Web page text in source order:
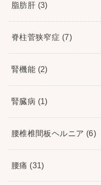
脂肪肝 (3)
脊柱菅狭窄症 (7)
腎機能 (2)
腎臓病 (1)
腰椎椎間板ヘルニア (6)
腰痛 (31)